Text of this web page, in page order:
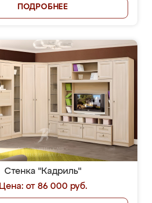
ПОДРОБНЕЕ
Стенка "Кадриль"
Цена: от 86 000 руб.